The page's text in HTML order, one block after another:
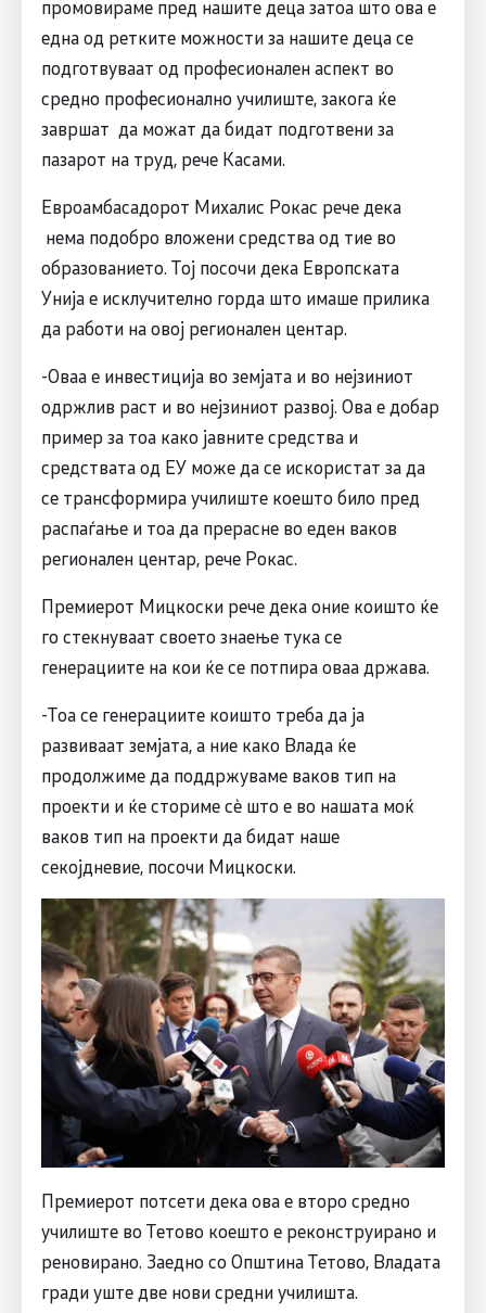
промовираме пред нашите деца затоа што ова е
една од ретките можности за нашите деца се
подготвуваат од професионален аспект во
средно професионално училиште, закога ќе
завршат да можат да бидат подготвени за
пазарот на труд, рече Касами.
Евроамбасадорот Михалис Рокас рече дека
нема подобро вложени средства од тие во
образованието. Тој посочи дека Европската
Унија е исклучително горда што имаше прилика
да работи на овој регионален центар.
-Оваа е инвестиција во земјата и во нејзиниот
одржлив раст и во нејзиниот развој. Ова е добар
пример за тоа како јавните средства и
средствата од ЕУ може да се искористат за да
се трансформира училиште коешто било пред
распаѓање и тоа да прерасне во еден ваков
регионален центар, рече Рокас.
Премиерот Мицкоски рече дека оние коишто ќе
го стекнуваат своето знаење тука се
генерациите на кои ќе се потпира оваа држава.
-Тоа се генерациите коишто треба да ја
развиваат земјата, а ние како Влада ќе
продолжиме да поддржуваме ваков тип на
проекти и ќе сториме сè што е во нашата моќ
ваков тип на проекти да бидат наше
секојдневие, посочи Мицкоски.
Премиерот потсети дека ова е второ средно
училиште во Тетово коешто е реконструирано и
реновирано. Заедно со Општина Тетово, Владата
гради уште две нови средни училишта.